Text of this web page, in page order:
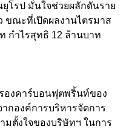
โรป มั่นใจช่วยผลักดันราย
ขณะที่เปิดผลงานไตรมาส
กำไรสุทธิ 12 ล้านบาท
องคาร์บอนฟุตพริ้นท์ของ
ากองค์การบริหารจัดการ
มตั้งใจของบริษัทฯ ในการ